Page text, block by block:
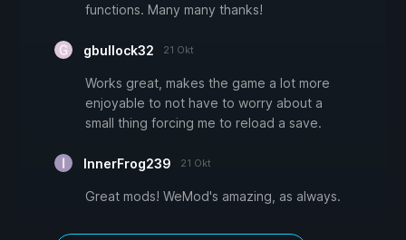
functions. Many many thanks!
gbullock32 21 Okt
Works great, makes the game a lot more
enjoyable to not have to worry about a
small thing forcing me to reload a save.
InnerFrog239 21 Okt
Great mods! WeMod's amazing, as always.